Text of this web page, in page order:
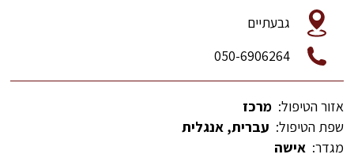
גבעתיים
050-6906264
אזור הטיפול: מרכז
שפת הטיפול: עברית, אנגלית
מגדר: אישה